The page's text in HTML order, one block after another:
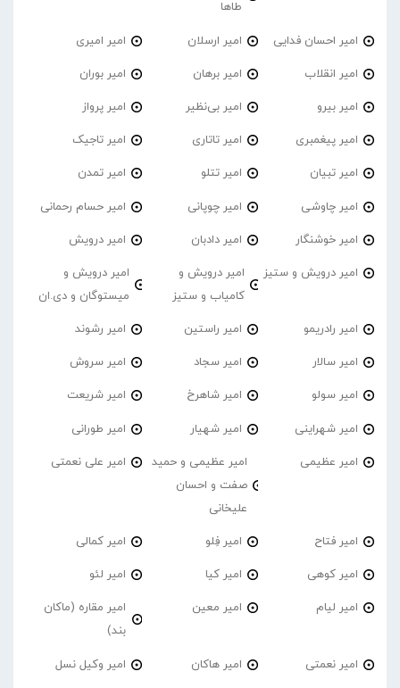
طاها
امیر احسان فدایی امیر ارسلان امیر امیری
امیر انقلاب امیر برهان امیر‌ بوران
امیر بیرو امیر بی‌نظیر امیر پرواز
امیر پیغمبری امیر تاتاری امیر تاجیک
امیر تبیان امیر تتلو امیر تمدن
امیر چاوشی امیر چوپانی امیر حسام رحمانی
امیر خوشنگار امیر دادبان امیر درویش
امیر درویش و ستیز
امیر درویش و
کامیاب و ستیز
امیر درویش و
میستوگان و دی.ان
امیر رادریمو امیر راستین امیر رشوند
امیر سالار امیر سجاد امیر سروش
امیر سولو امیر شاهرخ امیر شریعت
امیر شهراینی امیر شهیار امیر طورانی
امیر عظیمی
امیر عظیمی و حمید
صفت و احسان
علیخانی
امیر علی نعمتی
امیر فتاح امیر فِلو امیر کمالی
امیر کوهی امیر کیا امیر لئو
امیر لیام امیر معین
امیر مقاره (ماکان
بند)
امیر نعمتی امیر هاکان امیر وکیل نسل